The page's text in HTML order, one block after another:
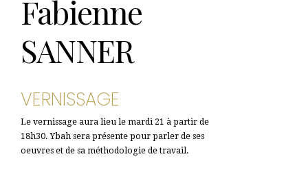
Fabienne
SANNER
VERNISSAGE
Le vernissage aura lieu le mardi 21 à partir de
18h30. Ybah sera présente pour parler de ses
oeuvres et de sa méthodologie de travail.